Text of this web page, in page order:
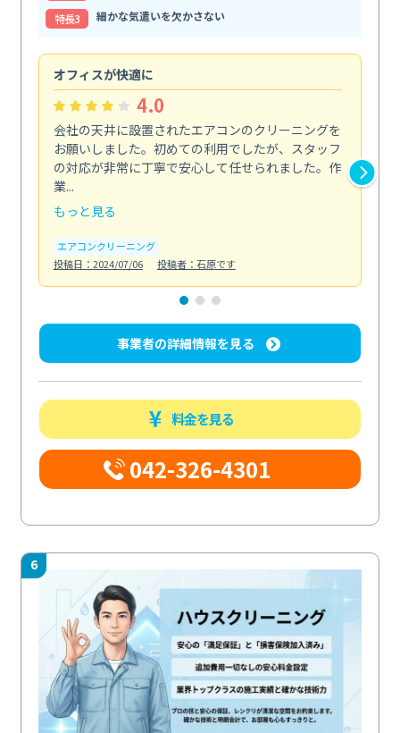
特⻑3
細かな気遣いを欠かさない
オフィスが快適に
4.0
会社の天井に設置されたエアコンのクリーニングを
お願いしました。初めての利用でしたが、スタッフ
の対応が非常に丁寧で安心して任せられました。作
業...
もっと見る
エアコンクリーニング
投稿日：2024/07/06
投稿者：石原です
事業者の詳細情報を見る
料金を見る
042-326-4301
6